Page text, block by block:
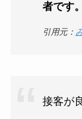
者です。
引用元：
接客が